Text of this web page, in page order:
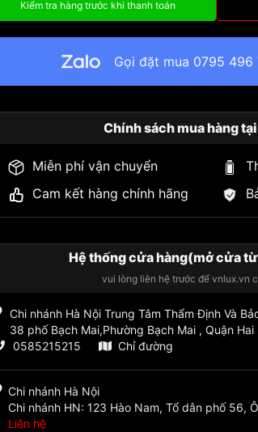
Kiểm tra hàng trước khi thanh toán
Gọi đặt mua 0795 496
Chính sách mua hàng
Miễn phí vận chuyển
Cam kết hàng chính hãng
Hệ thống cửa hàng(mở cửa
vui lòng liên hệ trước để vnlux.vn
Chi nhánh Hà Nội Trung Tâm Thẩm Định Và
38 phố Bạch Mai,Phường Bạch Mai , Quận
0585215215
Chỉ đường
Chi nhánh Hà Nội
Chi nhánh HN: 123 Hào Nam, Tổ dân phố 56,
Liên hệ